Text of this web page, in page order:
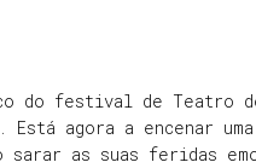
festival de Teatro de
agora a encenar
as suas feridas